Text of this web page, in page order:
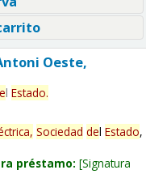
Oeste,
l Estado.
Sociedad del Estado,
préstamo: Signatura